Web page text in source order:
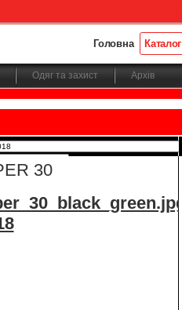
Каталог
Головна
Одяг та захист Архів
30